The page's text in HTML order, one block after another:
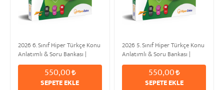
2026 6. Sınıf Hiper Türkçe Konu
Anlatımlı & Soru Bankası |
Serhat AKDAŞ
550,00
SEPETE EKLE
2026 5. Sınıf Hiper Türkçe Konu
Anlatımlı & Soru Bankası |
Mustafa KAFA
550,00
SEPETE EKLE